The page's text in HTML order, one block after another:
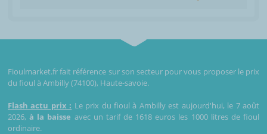
Fioulmarket.fr fait référence sur son secteur pour vous proposer le prix
du fioul à Ambilly (74100), Haute-savoie.
Flash actu prix : Le prix du fioul à Ambilly est aujourd'hui, le 7 août
2026,à la baisse avec un tarif de 1618 euros les 1000 litres de fioul
ordinaire.